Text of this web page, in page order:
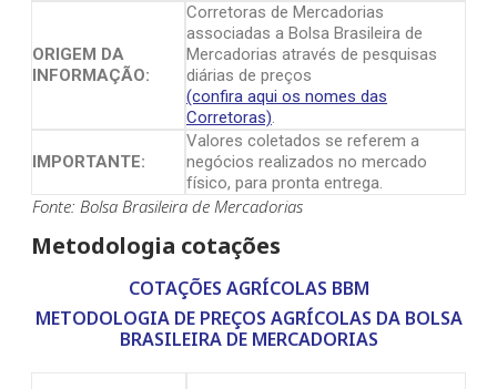
ORIGEM DA
INFORMAÇÃO:
Corretoras de Mercadorias
associadas a Bolsa Brasileira de
Mercadorias através de pesquisas
diárias de preços
(confira aqui os nomes das
Corretoras).
IMPORTANTE:
Valores coletados se referem a
negócios realizados no mercado
físico, para pronta entrega.
Fonte: Bolsa Brasileira de Mercadorias
Metodologia cotações
COTAÇÕES AGRÍCOLAS BBM
METODOLOGIA DE PREÇOS AGRÍCOLAS DA BOLSA
BRASILEIRA DE MERCADORIAS